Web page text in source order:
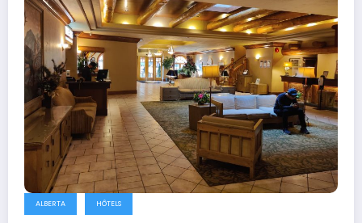
ALBERTA HÔTELS